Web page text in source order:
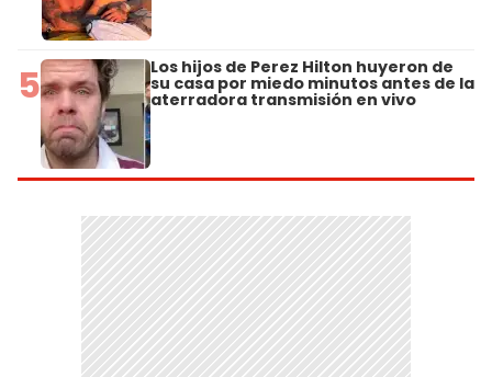
5 Los hijos de Perez Hilton huyeron de
su casa por miedo minutos antes de la
aterradora transmisión en vivo